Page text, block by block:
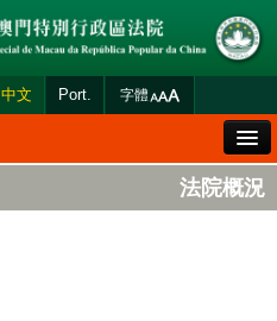
中文 Port. 字體
法院概況